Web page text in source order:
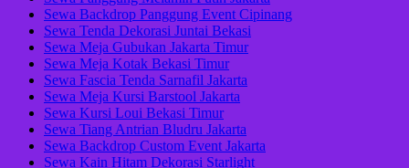
Sewa Backdrop Panggung Event Cipinang
Sewa Tenda Dekorasi Juntai Bekasi
Sewa Meja Gubukan Jakarta Timur
Sewa Meja Kotak Bekasi Timur
Sewa Fascia Tenda Sarnafil Jakarta
Sewa Meja Kursi Barstool Jakarta
Sewa Kursi Loui Bekasi Timur
Sewa Tiang Antrian Bludru Jakarta
Sewa Backdrop Custom Event Jakarta
Sewa Kain Hitam Dekorasi Starlight